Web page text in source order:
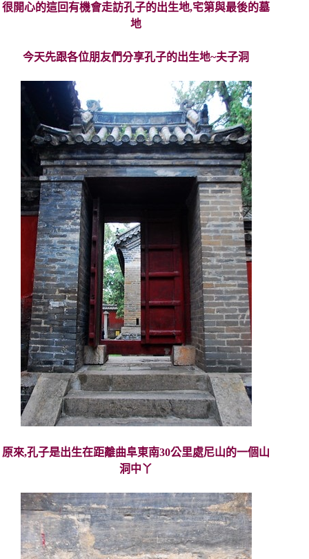
很開心的這回有機會走訪孔子的出生地,宅第與最後的墓
地
今天先跟各位朋友們分享孔子的出生地~夫子洞
原來,孔子是出生在距離曲阜東南30公里處尼山的一個山
洞中丫